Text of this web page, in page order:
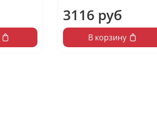
3116 руб
В корзину